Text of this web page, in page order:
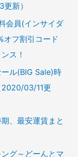
新）
会員(インサイダ
オフ割引コード
ス！
ル(BIG Sale)時
2020/03/11更
、最安運賃まと
グ～どーんとマ